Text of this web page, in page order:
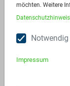
Preis:Auf
möchten. Weitere
Notwendig
Impressum